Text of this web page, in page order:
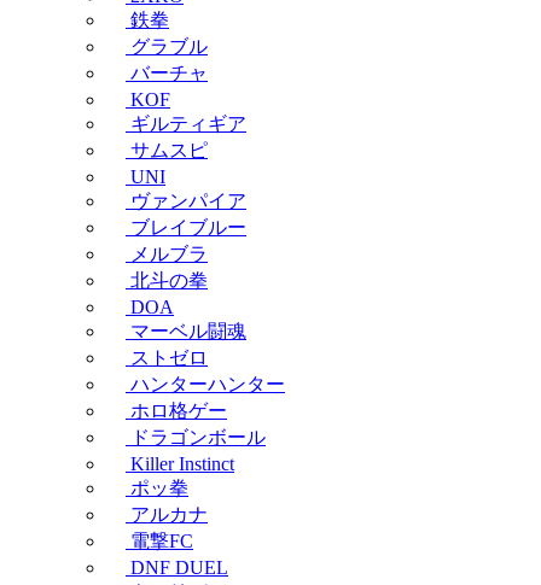
鉄拳
グラブル
バーチャ
KOF
ギルティギア
サムスピ
UNI
ヴァンパイア
ブレイブルー
メルブラ
北斗の拳
DOA
マーベル闘魂
ストゼロ
ハンターハンター
ホロ格ゲー
ドラゴンボール
Killer Instinct
ポッ拳
アルカナ
電撃FC
DNF DUEL